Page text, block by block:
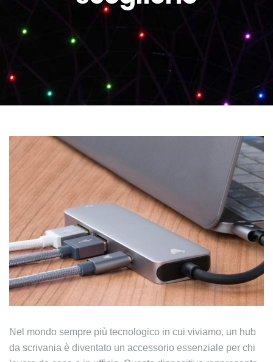
Nel mondo sempre più tecnologico in cui viviamo, un hub
da scrivania è diventato un accessorio essenziale per chi